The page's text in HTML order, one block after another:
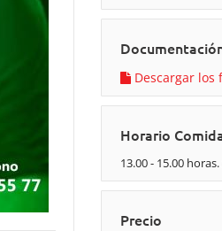
Descargar los
Horario
13.00 - 15.00
Precio